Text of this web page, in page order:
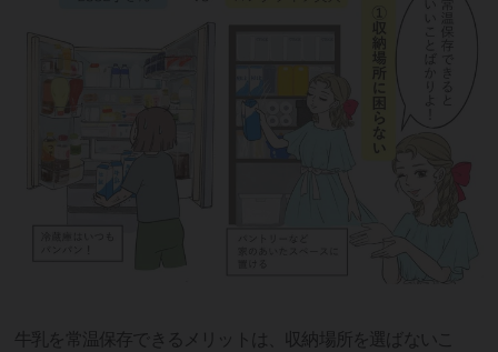
牛乳を常温保存できるメリットは、収納場所を選ばないこ